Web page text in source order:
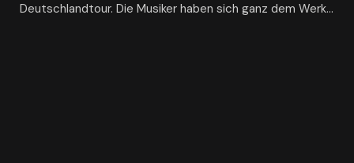
Deutschlandtour. Die Musiker haben sich ganz dem Werk…